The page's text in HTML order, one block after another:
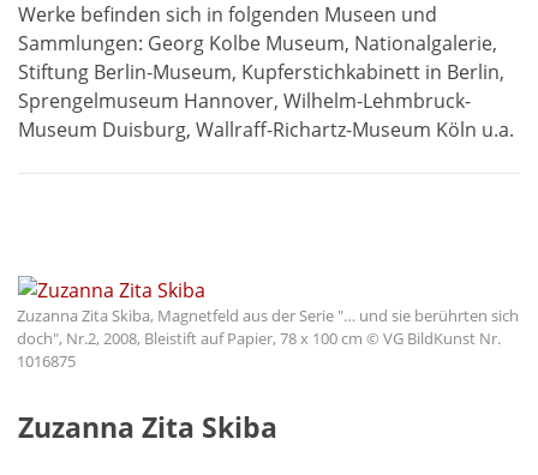
Werke befinden sich in folgenden Museen und
Sammlungen: Georg Kolbe Museum, Nationalgalerie,
Stiftung Berlin-Museum, Kupferstichkabinett in Berlin,
Sprengelmuseum Hannover, Wilhelm-Lehmbruck-
Museum Duisburg, Wallraff-Richartz-Museum Köln u.a.
Zuzanna Zita Skiba, Magnetfeld aus der Serie "… und sie berührten sich
doch", Nr.2, 2008, Bleistift auf Papier, 78 x 100 cm © VG BildKunst Nr.
1016875
Zuzanna Zita Skiba